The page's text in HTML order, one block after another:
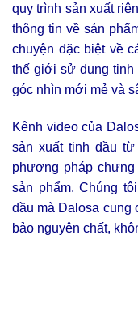
quy trình sản xuất
thông tin về sản
chuyện đặc biệt về
thế giới sử dụng tinh
góc nhìn mới mẻ và
Kênh video của
sản xuất tinh dầu
phương pháp
sản phẩm. Chúng
dầu mà Dalosa cung
bảo nguyên chất,